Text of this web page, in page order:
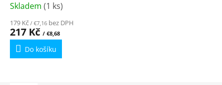
Průměrné
hodnocení
produktu
je
4,3
Skladem (1 ks)
179 Kč / €7,16 bez DPH
217 Kč / €8,68
Do košíku